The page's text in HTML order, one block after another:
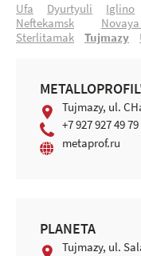
Ufa Dyurtyuli Iglino
Neftekamsk
Sterlitamak
Tujmazy
Tujmazy, ul.
+7 927 927 49 79
metaprof.ru
PLANETA
Tujmazy, ul.